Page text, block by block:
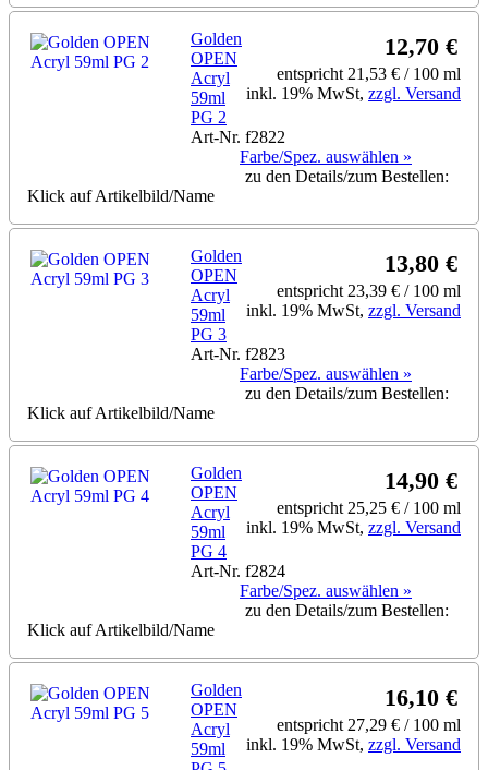
12,70 €
entspricht 21,53 € / 100 ml
inkl. 19% MwSt, zzgl. Versand
Golden
OPEN
Acryl
59ml
PG 2
Art-Nr. f2822
Farbe/Spez. auswählen »
zu den Details/zum Bestellen:
Klick auf Artikelbild/Name
13,80 €
entspricht 23,39 € / 100 ml
inkl. 19% MwSt, zzgl. Versand
Golden
OPEN
Acryl
59ml
PG 3
Art-Nr. f2823
Farbe/Spez. auswählen »
zu den Details/zum Bestellen:
Klick auf Artikelbild/Name
14,90 €
entspricht 25,25 € / 100 ml
inkl. 19% MwSt, zzgl. Versand
Golden
OPEN
Acryl
59ml
PG 4
Art-Nr. f2824
Farbe/Spez. auswählen »
zu den Details/zum Bestellen:
Klick auf Artikelbild/Name
16,10 €
entspricht 27,29 € / 100 ml
inkl. 19% MwSt, zzgl. Versand
Golden
OPEN
Acryl
59ml